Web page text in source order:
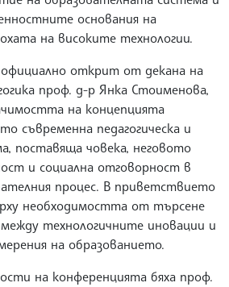
основания на
на високите технологии.
открит от декана на
проф. д-р Янка Стоименова,
на концепцията
съвременна педагогическа и
поставяща човека, неговото
и социална отговорност в
процес. В приветствието
необходимостта от търсене
технологичните иновации и
на образованието.
на конференцията бяха проф.